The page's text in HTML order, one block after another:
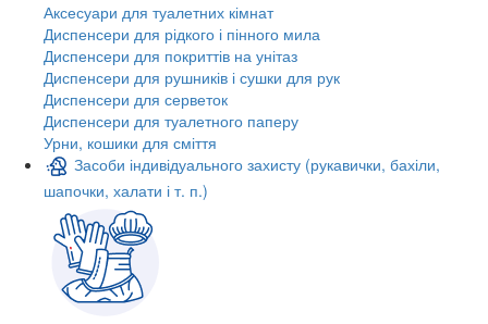
Аксесуари для туалетних кімнат
Диспенсери для рідкого і пінного мила
Диспенсери для покриттів на унітаз
Диспенсери для рушників і сушки для рук
Диспенсери для серветок
Диспенсери для туалетного паперу
Урни, кошики для сміття
Засоби індивідуального захисту (рукавички, бахіли,
шапочки, халати і т. п.)